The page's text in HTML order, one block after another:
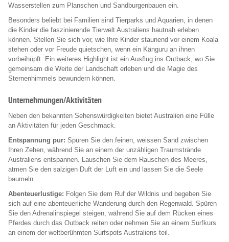
Wasserstellen zum Planschen und Sandburgenbauen ein.
Besonders beliebt bei Familien sind Tierparks und Aquarien, in denen
die Kinder die faszinierende Tierwelt Australiens hautnah erleben
können. Stellen Sie sich vor, wie Ihre Kinder staunend vor einem Koala
stehen oder vor Freude quietschen, wenn ein Känguru an ihnen
vorbeihüpft. Ein weiteres Highlight ist ein Ausflug ins Outback, wo Sie
gemeinsam die Weite der Landschaft erleben und die Magie des
Sternenhimmels bewundern können.
Unternehmungen/Aktivitäten
Neben den bekannten Sehenswürdigkeiten bietet Australien eine Fülle
an Aktivitäten für jeden Geschmack.
Entspannung pur: Spüren Sie den feinen, weissen Sand zwischen
Ihren Zehen, während Sie an einem der unzähligen Traumstrände
Australiens entspannen. Lauschen Sie dem Rauschen des Meeres,
atmen Sie den salzigen Duft der Luft ein und lassen Sie die Seele
baumeln.
Abenteuerlustige: Folgen Sie dem Ruf der Wildnis und begeben Sie
sich auf eine abenteuerliche Wanderung durch den Regenwald. Spüren
Sie den Adrenalinspiegel steigen, während Sie auf dem Rücken eines
Pferdes durch das Outback reiten oder nehmen Sie an einem Surfkurs
an einem der weltberühmten Surfspots Australiens teil.